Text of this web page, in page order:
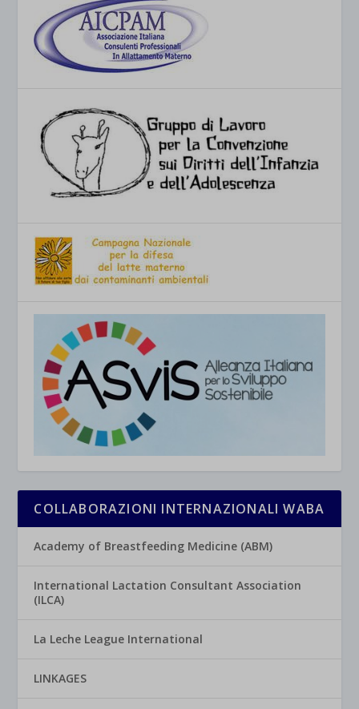
COLLABORAZIONI INTERNAZIONALI WABA
Academy of Breastfeeding Medicine (ABM)
International Lactation Consultant Association
(ILCA)
La Leche League International
LINKAGES